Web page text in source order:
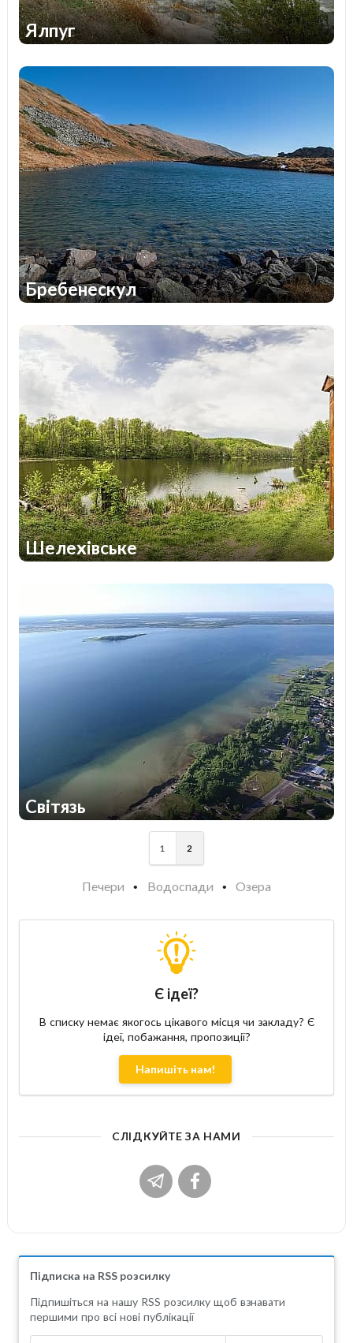
Ялпуг
1
Бребенескул
1
Шелехівське
Світязь
1 2
Печери Водоспади Озера
Є ідеї?
В списку немає якогось цікавого місця чи закладу? Є
ідеї, побажання, пропозиції?
Напишіть нам!
СЛІДКУЙТЕ ЗА НАМИ
Підписка на RSS розсилку
Підпишіться на нашу RSS розсилку щоб взнавати
першими про всі нові публікації